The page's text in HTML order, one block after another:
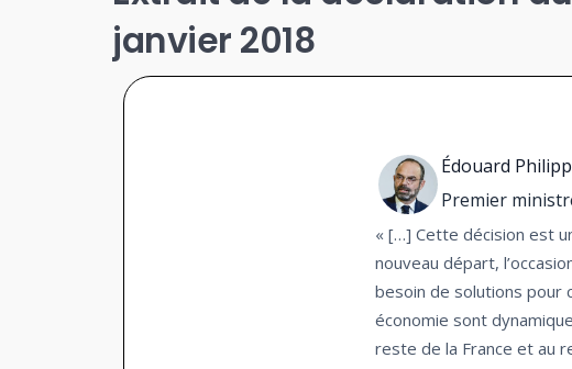
janvier 2018
Édouard
Premier
« […] Cette décision est
nouveau départ,
besoin de solutions pour
économie sont
reste de la France et au